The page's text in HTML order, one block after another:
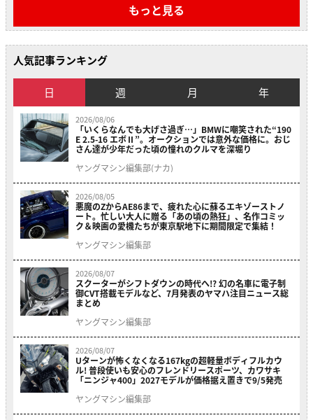
もっと見る
人気記事ランキング
日 週 月 年
2026/08/06
「いくらなんでも大げさ過ぎ…」BMWに嘲笑された“190
E 2.5-16 エボⅡ”。オークションでは意外な価格に。おじ
さん達が少年だった頃の憧れのクルマを深堀り
ヤングマシン編集部(ナカ)
2026/08/05
悪魔のZからAE86まで、疲れた心に蘇るエキゾーストノ
ート。忙しい大人に贈る「あの頃の熱狂」、名作コミッ
ク＆映画の愛機たちが東京駅地下に期間限定で集結！
ヤングマシン編集部
2026/08/07
スクーターがシフトダウンの時代へ!? 幻の名車に電子制
御CVT搭載モデルなど、7月発表のヤマハ注目ニュース総
まとめ
ヤングマシン編集部
2026/08/07
Uターンが怖くなくなる167kgの超軽量ボディフルカウ
ル! 普段使いも安心のフレンドリースポーツ、カワサキ
「ニンジャ400」2027モデルが価格据え置きで9/5発売
ヤングマシン編集部